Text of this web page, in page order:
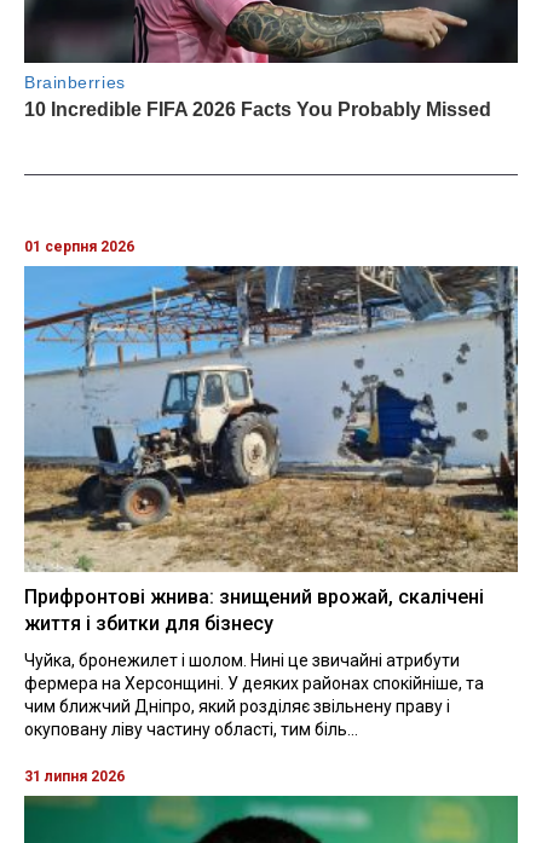
01 серпня 2026
Прифронтові жнива: знищений врожай, скалічені
життя і збитки для бізнесу
Чуйка, бронежилет і шолом. Нині це звичайні атрибути
фермера на Херсонщині. У деяких районах спокійніше, та
чим ближчий Дніпро, який розділяє звільнену праву і
окуповану ліву частину області, тим біль...
31 липня 2026